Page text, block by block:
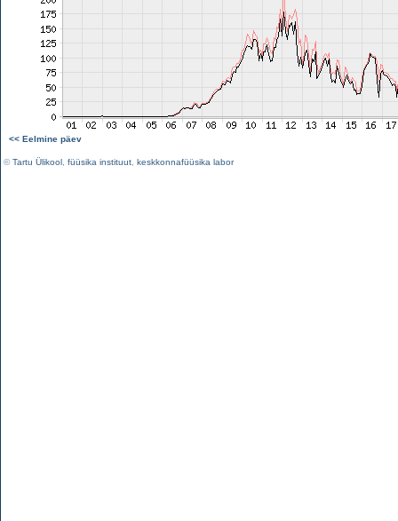
<< Eelmine päev
©Tartu Ülikool füüsika instituut keskkonnafüüsika labor